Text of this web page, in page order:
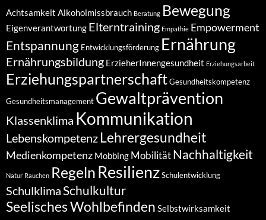
Achtsamkeit Alkoholmissbrauch Beratung Bewegung
Eigenverantwortung Elterntraining Empathie Empowerment
Entspannung Entwicklungsförderung Ernährung
Ernährungsbildung ErzieherInnengesundheit Erziehungsarbeit
ErziehungspartnerschaftGesundheitskompetenz
Gesundheitsmanagement Gewaltprävention
Klassenklima Kommunikation
Lebenskompetenz Lehrergesundheit
Medienkompetenz Mobbing MobilitätNachhaltigkeit
Natur Rauchen Regeln ResilienzSchulentwicklung
Schulklima Schulkultur
Seelisches Wohlbefinden Selbstwirksamkeit